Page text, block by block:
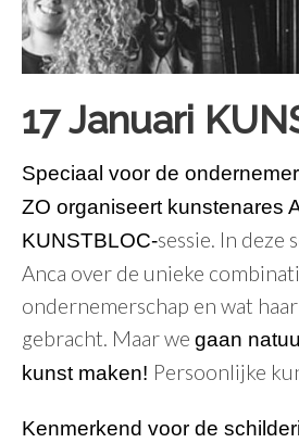
17 Januari
Speciaal voor de
ZO organiseert kunstenares
KUNSTBLOC-sessie. In deze
Anca over de unieke
ondernemerschap en wat
gebracht. Maar we gaan
kunst maken! Persoonlijke
Kenmerkend voor de